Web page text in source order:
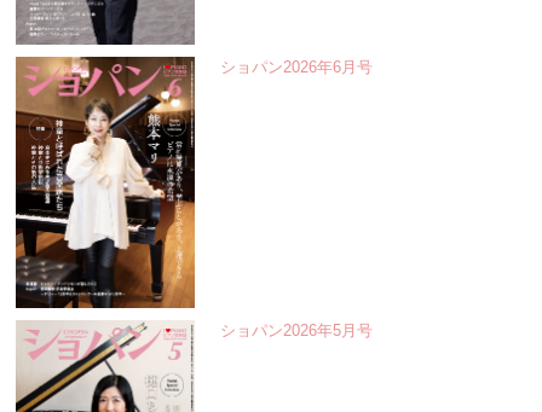
ショパン2026年6月号
ショパン2026年5月号